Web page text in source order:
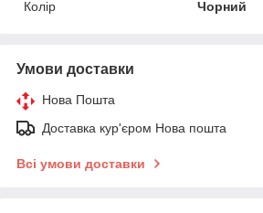
Колір
Чорний
Умови доставки
Нова Пошта
Доставка кур'єром Нова пошта
Всі умови доставки